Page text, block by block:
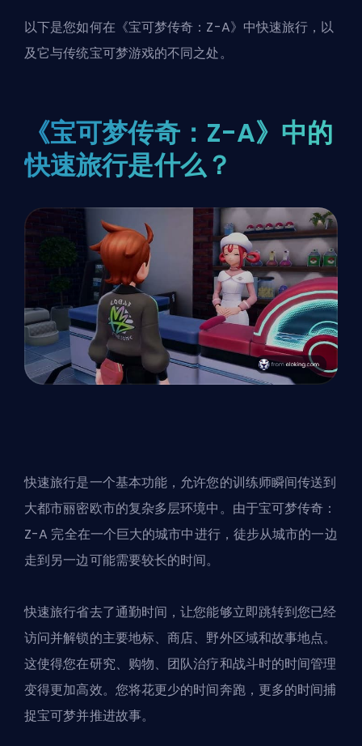
以下是您如何在《宝可梦传奇：Z-A》中快速旅行，以
及它与传统宝可梦游戏的不同之处。
《宝可梦传奇：Z-A》中的
快速旅行是什么？
快速旅行是一个基本功能，允许您的训练师瞬间传送到
大都市丽密欧市的复杂多层环境中。由于宝可梦传奇：
Z-A 完全在一个巨大的城市中进行，徒步从城市的一边
走到另一边可能需要较长的时间。
快速旅行省去了通勤时间，让您能够立即跳转到您已经
访问并解锁的主要地标、商店、野外区域和故事地点。
这使得您在研究、购物、团队治疗和战斗时的时间管理
变得更加高效。您将花更少的时间奔跑，更多的时间捕
捉宝可梦并推进故事。